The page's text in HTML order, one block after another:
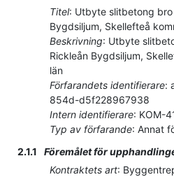
Titel: Utbyte slitbetong
Bygdsiljum, Skellefteå
Beskrivning: Utbyte
Rickleån Bygdsiljum,
län
Förfarandets identifierare:
854d-d5f228967938
Intern identifierare: KOM-
Typ av förfarande: Annat
2.1.1
Föremålet för
Kontraktets art: